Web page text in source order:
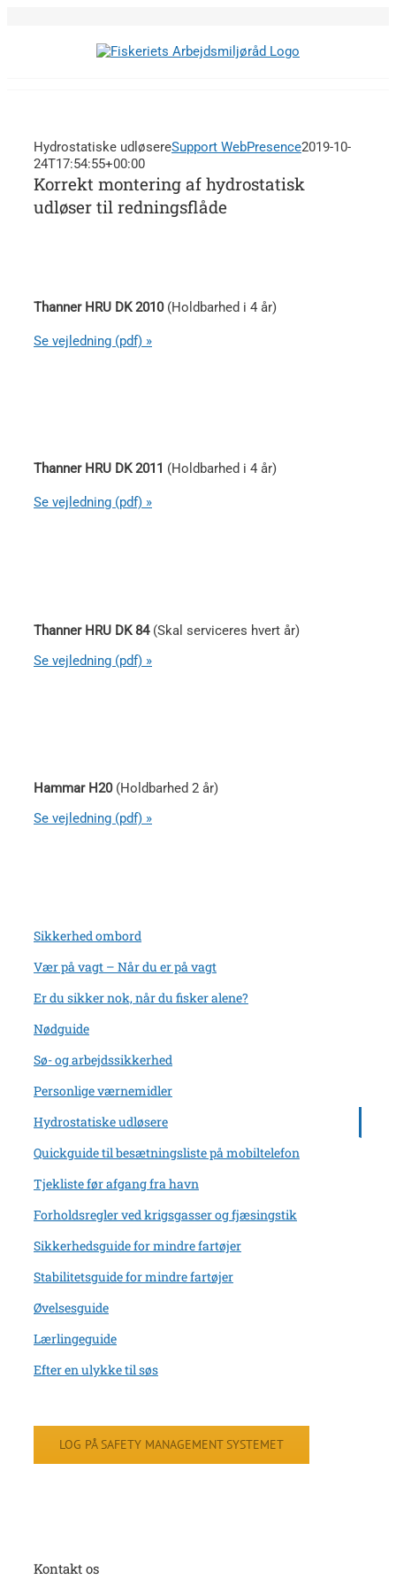
Hydrostatiske udløsereSupport WebPresence2019-10-
24T17:54:55+00:00
Korrekt montering af hydrostatisk
udløser til redningsflåde
Thanner HRU DK 2010 (Holdbarhed i 4 år)
Se vejledning (pdf) »
Thanner HRU DK 2011 (Holdbarhed i 4 år)
Se vejledning (pdf) »
Thanner HRU DK 84 (Skal serviceres hvert år)
Se vejledning (pdf) »
Hammar H20 (Holdbarhed 2 år)
Se vejledning (pdf) »
Sikkerhed ombord
Vær på vagt – Når du er på vagt
Er du sikker nok, når du fisker alene?
Nødguide
Sø- og arbejdssikkerhed
Personlige værnemidler
Hydrostatiske udløsere
Quickguide til besætningsliste på mobiltelefon
Tjekliste før afgang fra havn
Forholdsregler ved krigsgasser og fjæsingstik
Sikkerhedsguide for mindre fartøjer
Stabilitetsguide for mindre fartøjer
Øvelsesguide
Lærlingeguide
Efter en ulykke til søs
LOG PÅ SAFETY MANAGEMENT SYSTEMET
Kontakt os